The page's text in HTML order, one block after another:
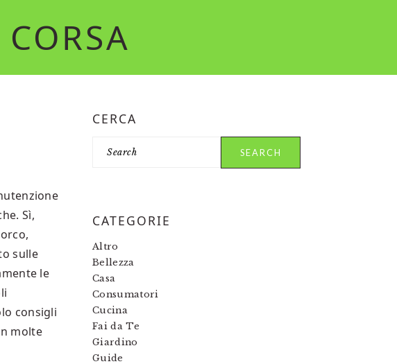
Sì,
sulle
le
consigli
molte
PRIMARY
SIDEBAR
CERCA
CATEGORIE
Altro
Bellezza
Casa
Consumatori
Cucina
Fai da Te
Giardino
Guide